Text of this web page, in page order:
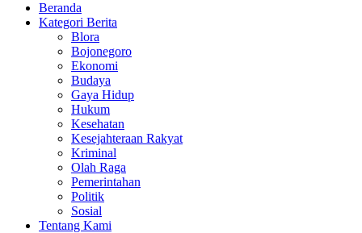
Beranda
Kategori Berita
Blora
Bojonegoro
Ekonomi
Budaya
Gaya Hidup
Hukum
Kesehatan
Kesejahteraan Rakyat
Kriminal
Olah Raga
Pemerintahan
Politik
Sosial
Tentang Kami